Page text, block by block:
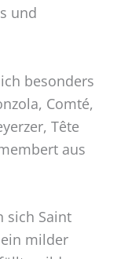
und
besonders
Comté,
Tête
aus
sich Saint
milder